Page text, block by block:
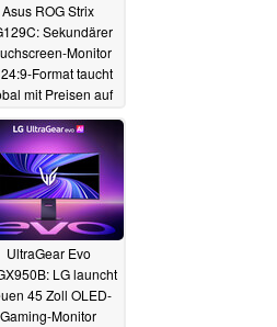
Asus ROG Strix
Sekundärer
Monitor
Format taucht
mit Preisen auf
11.05.2026
UltraGear Evo
LG launcht
45 Zoll OLED-
Gaming-Monitor